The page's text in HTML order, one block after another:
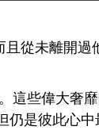
從未離開過
些偉大奢
仍是彼此心